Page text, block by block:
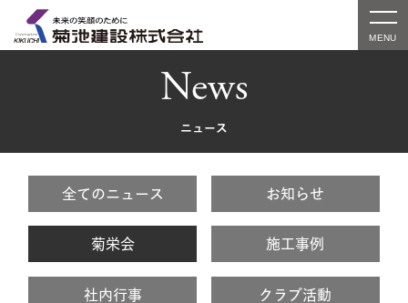
News
ニュース
全てのニュース お知らせ
菊栄会 施工事例
社内行事 クラブ活動